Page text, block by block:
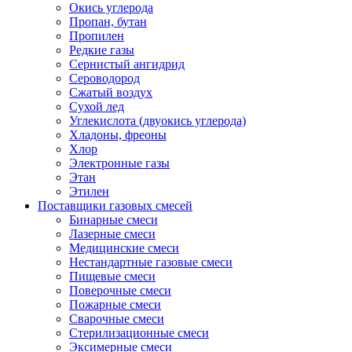
Окись углерода
Пропан, бутан
Пропилен
Редкие газы
Сернистый ангидрид
Сероводород
Сжатый воздух
Сухой лед
Углекислота (двуокись углерода)
Хладоны, фреоны
Хлор
Электронные газы
Этан
Этилен
Поставщики газовых смесей
Бинарные смеси
Лазерные смеси
Медицинские смеси
Нестандартные газовые смеси
Пищевые смеси
Поверочные смеси
Пожарные смеси
Сварочные смеси
Стерилизационные смеси
Эксимерные смеси